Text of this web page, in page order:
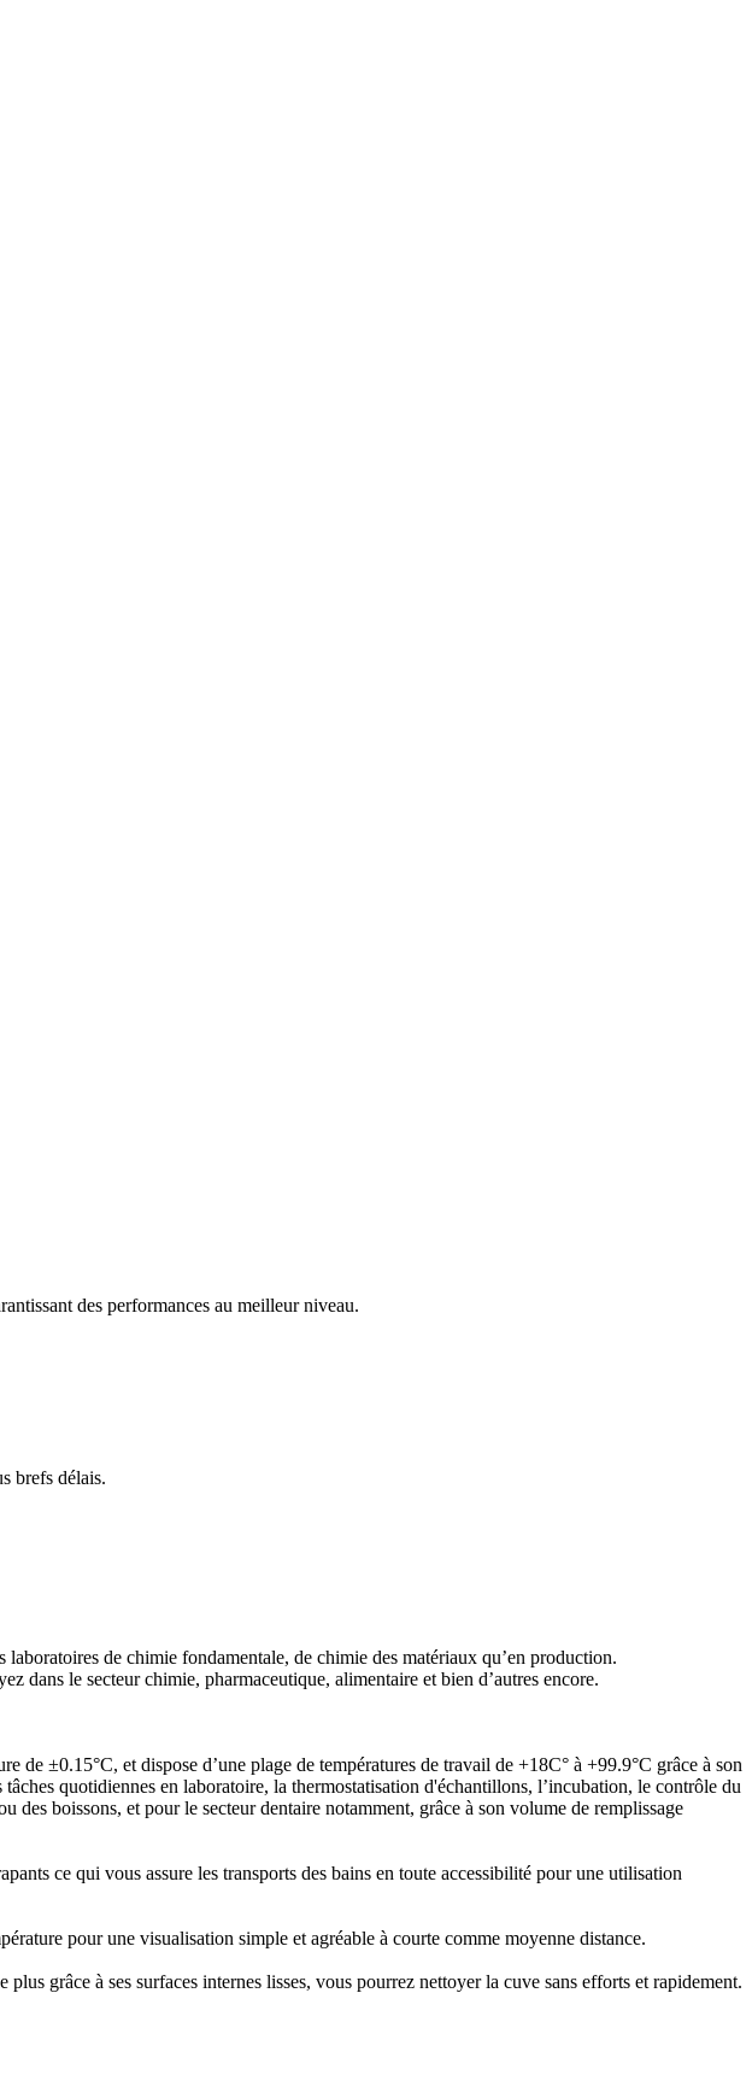
des performances au meilleur niveau.
brefs délais.
de chimie fondamentale, de chimie des matériaux qu’en production.
dans le secteur chimie, pharmaceutique, alimentaire et bien d’autres encore.
±0.15°C, et dispose d’une plage de températures de travail de +18C° à +99.9°C grâce à son
quotidiennes en laboratoire, la thermostatisation d'échantillons, l’incubation, le contrôle du
boissons, et pour le secteur dentaire notamment, grâce à son volume de remplissage
ce qui vous assure les transports des bains en toute accessibilité pour une utilisation
pour une visualisation simple et agréable à courte comme moyenne distance.
grâce à ses surfaces internes lisses, vous pourrez nettoyer la cuve sans efforts et rapidement.